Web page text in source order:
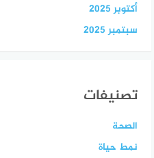
أكتوبر 2025
سبتمبر 2025
تصنيفات
الصحة
نمط حياة